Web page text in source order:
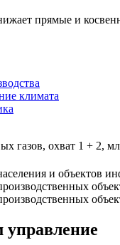
прямые и
климата
газов, охват 1 + 2,
и объектов
управление